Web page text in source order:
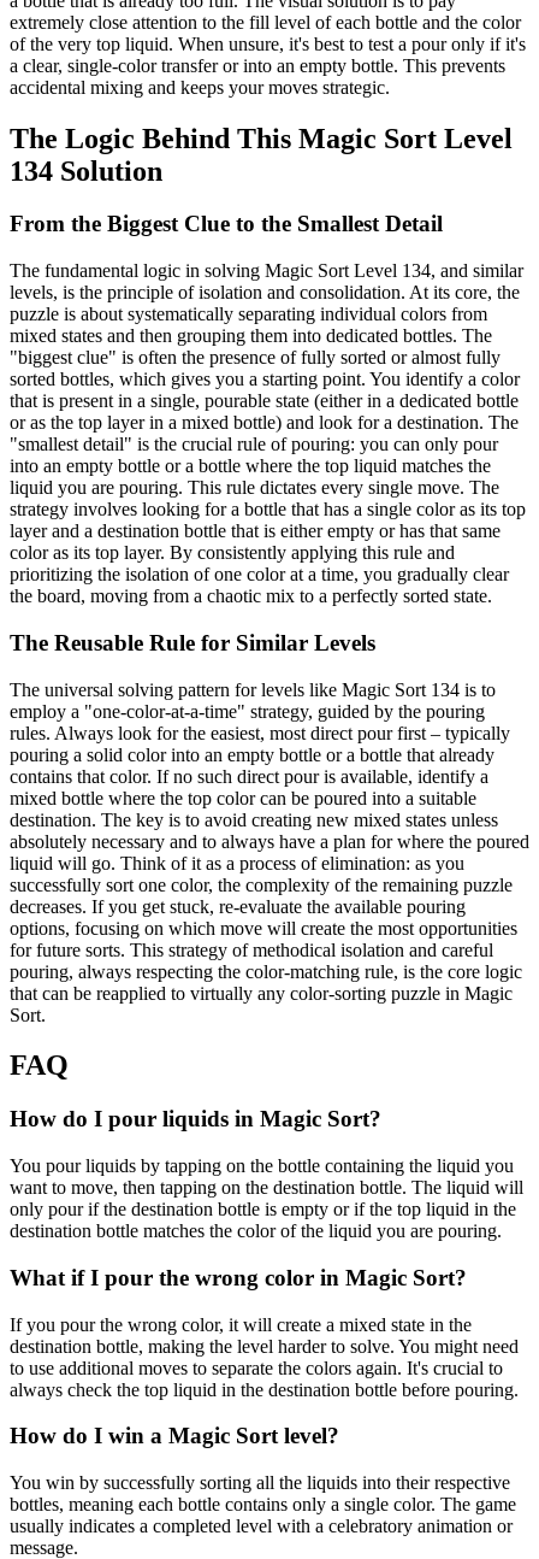
extremely close attention to the fill level of each bottle and the color
of the very top liquid. When unsure, it's best to test a pour only if it's
a clear, single-color transfer or into an empty bottle. This prevents
accidental mixing and keeps your moves strategic.
The Logic Behind This Magic Sort Level
134 Solution
From the Biggest Clue to the Smallest Detail
The fundamental logic in solving Magic Sort Level 134, and similar
levels, is the principle of isolation and consolidation. At its core, the
puzzle is about systematically separating individual colors from
mixed states and then grouping them into dedicated bottles. The
"biggest clue" is often the presence of fully sorted or almost fully
sorted bottles, which gives you a starting point. You identify a color
that is present in a single, pourable state (either in a dedicated bottle
or as the top layer in a mixed bottle) and look for a destination. The
"smallest detail" is the crucial rule of pouring: you can only pour
into an empty bottle or a bottle where the top liquid matches the
liquid you are pouring. This rule dictates every single move. The
strategy involves looking for a bottle that has a single color as its top
layer and a destination bottle that is either empty or has that same
color as its top layer. By consistently applying this rule and
prioritizing the isolation of one color at a time, you gradually clear
the board, moving from a chaotic mix to a perfectly sorted state.
The Reusable Rule for Similar Levels
The universal solving pattern for levels like Magic Sort 134 is to
employ a "one-color-at-a-time" strategy, guided by the pouring
rules. Always look for the easiest, most direct pour first – typically
pouring a solid color into an empty bottle or a bottle that already
contains that color. If no such direct pour is available, identify a
mixed bottle where the top color can be poured into a suitable
destination. The key is to avoid creating new mixed states unless
absolutely necessary and to always have a plan for where the poured
liquid will go. Think of it as a process of elimination: as you
successfully sort one color, the complexity of the remaining puzzle
decreases. If you get stuck, re-evaluate the available pouring
options, focusing on which move will create the most opportunities
for future sorts. This strategy of methodical isolation and careful
pouring, always respecting the color-matching rule, is the core logic
that can be reapplied to virtually any color-sorting puzzle in Magic
Sort.
FAQ
How do I pour liquids in Magic Sort?
You pour liquids by tapping on the bottle containing the liquid you
want to move, then tapping on the destination bottle. The liquid will
only pour if the destination bottle is empty or if the top liquid in the
destination bottle matches the color of the liquid you are pouring.
What if I pour the wrong color in Magic Sort?
If you pour the wrong color, it will create a mixed state in the
destination bottle, making the level harder to solve. You might need
to use additional moves to separate the colors again. It's crucial to
always check the top liquid in the destination bottle before pouring.
How do I win a Magic Sort level?
You win by successfully sorting all the liquids into their respective
bottles, meaning each bottle contains only a single color. The game
usually indicates a completed level with a celebratory animation or
message.